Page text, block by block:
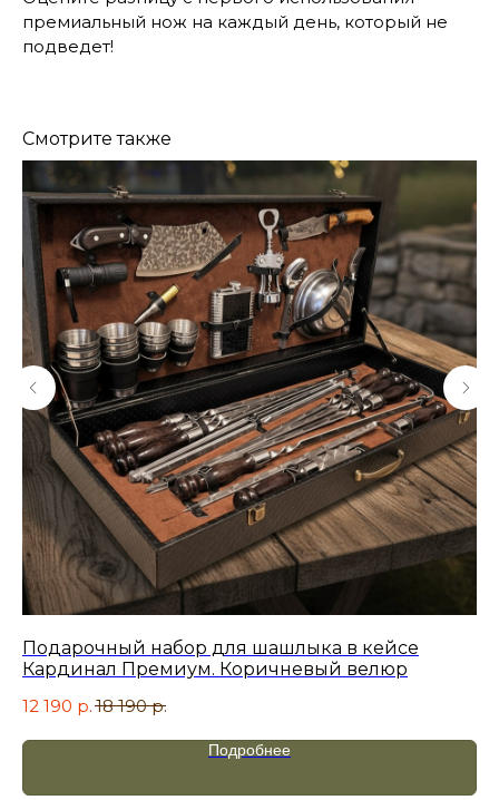
премиальный нож на каждый день, который не
подведет!
Смотрите также
Подарочный набор для шашлыка в кейсе
Кардинал Премиум. Коричневый велюр
12 190 р. 18 190 р.
Подробнее
КОНТАКТЫ
Консультации по телефону и онлайн.
Будем рады продемонстрировать вам
нашу продукцию. Позвоните нам или
оставьте запрос на звонок менеджера
для консультации
Адрес: "НОЖИ ПАВЛОВО", 606104,
ул. Восточная, 3Б (самовывоз), г. Павлово,
Нижегородская обл., Россия
ООО "ПТФ" ИНН 6686090373
Часы работы:
ПН-ПТ с 09.00 до 17.00
Телефон: +7 (996) 130−131−1
E-mail: info-torg@bk.ru
+7
Я принимаюполитику
конфиденциальности